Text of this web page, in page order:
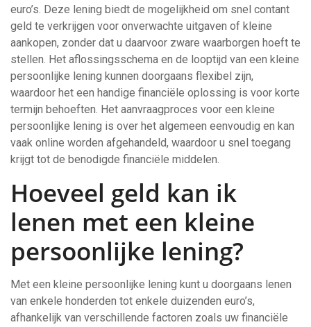
euro’s. Deze lening biedt de mogelijkheid om snel contant
geld te verkrijgen voor onverwachte uitgaven of kleine
aankopen, zonder dat u daarvoor zware waarborgen hoeft te
stellen. Het aflossingsschema en de looptijd van een kleine
persoonlijke lening kunnen doorgaans flexibel zijn,
waardoor het een handige financiële oplossing is voor korte
termijn behoeften. Het aanvraagproces voor een kleine
persoonlijke lening is over het algemeen eenvoudig en kan
vaak online worden afgehandeld, waardoor u snel toegang
krijgt tot de benodigde financiële middelen.
Hoeveel geld kan ik
lenen met een kleine
persoonlijke lening?
Met een kleine persoonlijke lening kunt u doorgaans lenen
van enkele honderden tot enkele duizenden euro’s,
afhankelijk van verschillende factoren zoals uw financiële